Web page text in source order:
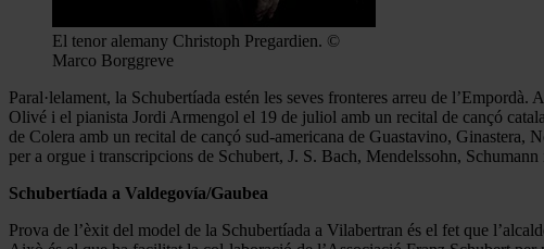
El tenor alemany Christoph Pregardien. ©
Marco Borggreve
Paral·lelament, la Schubertíada estén les seves fronteres arreu de
Olivé i el pianista Jordi Armengol el 19 de juliol amb un recital de cançó
de Colera amb un recital de cançó sud-americana de Guastavino, Ginastera,
per a orgue i transcripcions de Schubert, J. S. Bach, Mendelssohn, Schumann
Schubertíada a Valdegovía/Gaubea
Prova de l’èxit del model de la Schubertíada a Vilabertran és el fet que